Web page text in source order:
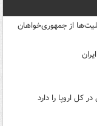
از جمهوری‌خواهان
کل اروپا را دارد